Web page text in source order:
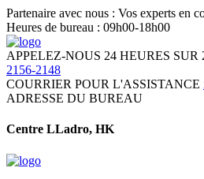
Partenaire avec nous : Vos experts en
Heures de bureau : 09h00-18h00
APPELEZ-NOUS 24 HEURES SUR
2156-2148
COURRIER POUR L'ASSISTANCE
ADRESSE DU BUREAU
Centre LLadro, HK